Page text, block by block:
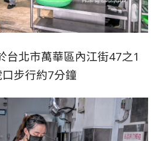
台北市萬華區內江街47之1
步行約7分鐘